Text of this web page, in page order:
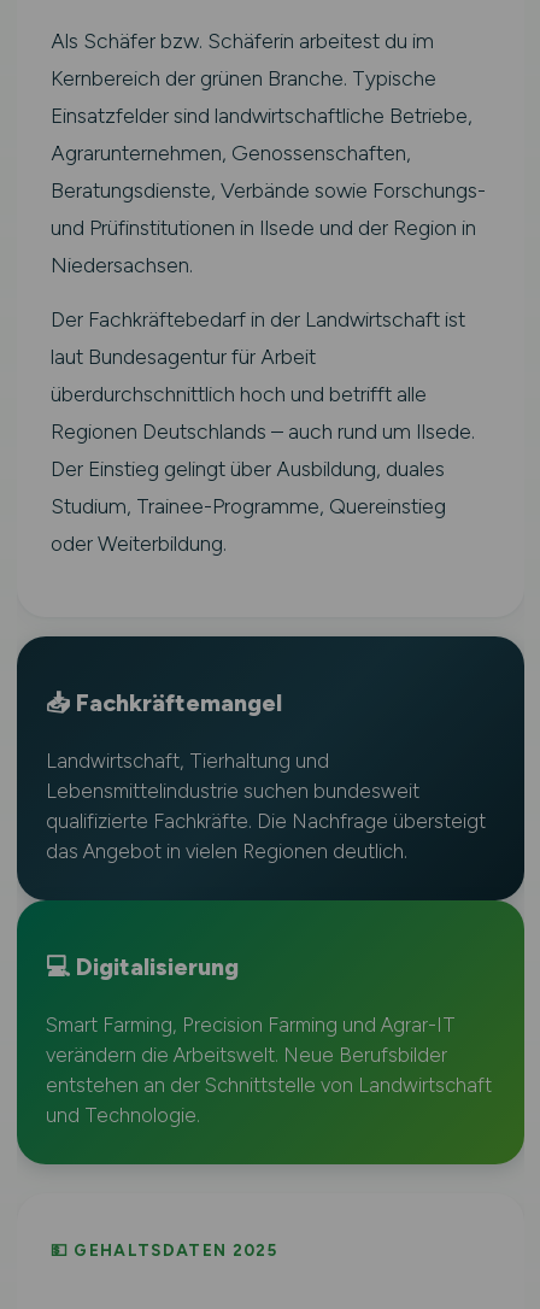
Als Schäfer bzw. Schäferin arbeitest du im
Kernbereich der grünen Branche. Typische
Einsatzfelder sind landwirtschaftliche Betriebe,
Agrarunternehmen, Genossenschaften,
Beratungsdienste, Verbände sowie Forschungs-
und Prüfinstitutionen in Ilsede und der Region in
Niedersachsen.
Der Fachkräftebedarf in der Landwirtschaft ist
laut Bundesagentur für Arbeit
überdurchschnittlich hoch und betrifft alle
Regionen Deutschlands – auch rund um Ilsede.
Der Einstieg gelingt über Ausbildung, duales
Studium, Trainee-Programme, Quereinstieg
oder Weiterbildung.
📥 Fachkräftemangel
Landwirtschaft, Tierhaltung und
Lebensmittelindustrie suchen bundesweit
qualifizierte Fachkräfte. Die Nachfrage übersteigt
das Angebot in vielen Regionen deutlich.
💻 Digitalisierung
Smart Farming, Precision Farming und Agrar-IT
verändern die Arbeitswelt. Neue Berufsbilder
entstehen an der Schnittstelle von Landwirtschaft
und Technologie.
💵 GEHALTSDATEN 2025